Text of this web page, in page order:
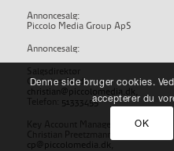
Annoncesalg:
Piccolo Media Group ApS
Annoncesalg:
Christian Arndt
christian@piccolomedia.dk
51333455
cp@piccolomedia.dk
Denne side bruger cookies.
accepterer du
OK